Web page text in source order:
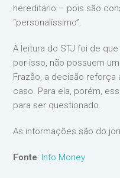
hereditário – pois são
“personalíssimo”.
A leitura do STJ foi de
por isso, não possuem
Frazão, a decisão
caso. Para ela, porém,
para ser questionado.
As informações são do
Fonte: Info Money